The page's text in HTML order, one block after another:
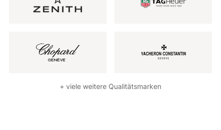
+ viele weitere Qualitätsmarken